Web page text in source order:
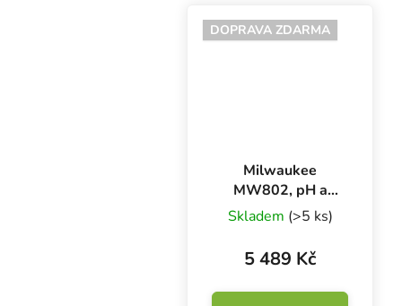
nasycenost, elektrickou
vodivost i teplotu
DOPRAVA ZDARMA
Milwaukee
MW802, pH a
EC/TDS metr s
externí elektrodou
Skladem (>5 ks)
5 489 Kč